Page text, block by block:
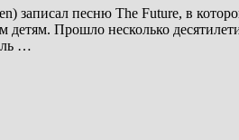
записал песню The Future, в
детям. Прошло несколько
…